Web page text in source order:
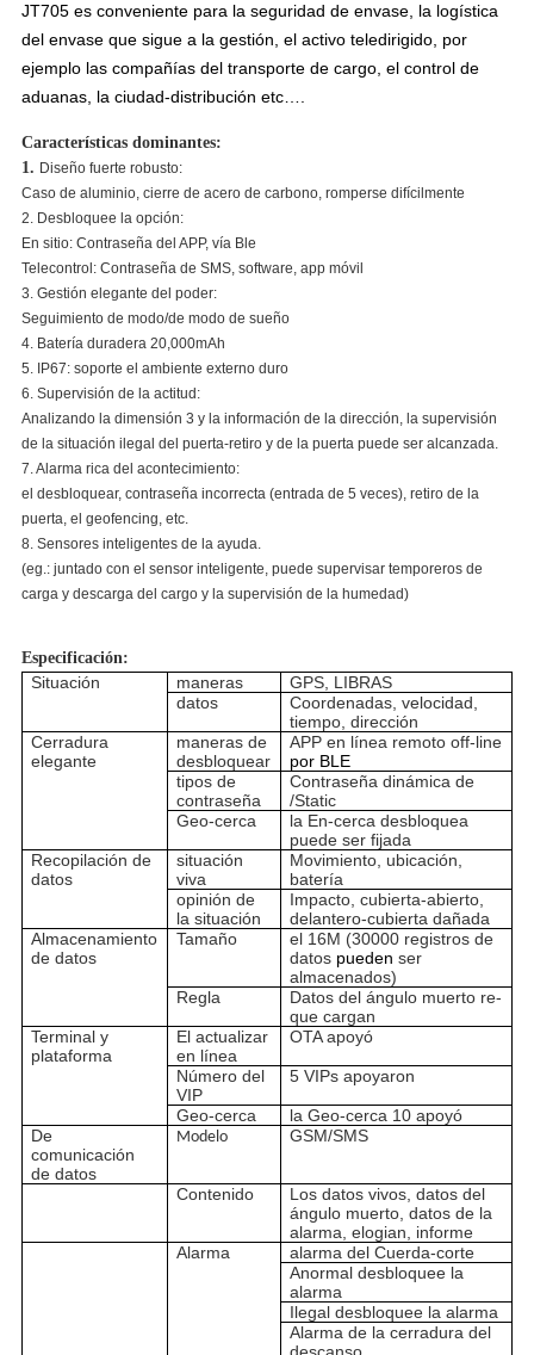
JT705 es conveniente para la seguridad de envase, la logística
del envase que sigue a la gestión, el activo teledirigido, por
ejemplo las compañías del transporte de cargo, el control de
aduanas, la ciudad-distribución etc….
Características dominantes:
1. Diseño fuerte robusto:
Caso de aluminio, cierre de acero de carbono, romperse difícilmente
2. Desbloquee la opción:
En sitio: Contraseña del APP, vía Ble
Telecontrol: Contraseña de SMS, software, app móvil
3. Gestión elegante del poder:
Seguimiento de modo/de modo de sueño
4. Batería duradera 20,000mAh
5. IP67: soporte el ambiente externo duro
6. Supervisión de la actitud:
Analizando la dimensión 3 y la información de la dirección, la supervisión
de la situación ilegal del puerta-retiro y de la puerta puede ser alcanzada.
7. Alarma rica del acontecimiento:
el desbloquear, contraseña incorrecta (entrada de 5 veces), retiro de la
puerta, el geofencing, etc.
8. Sensores inteligentes de la ayuda.
(eg.: juntado con el sensor inteligente, puede supervisar temporeros de
carga y descarga del cargo y la supervisión de la humedad)
Especificación:
Situación maneras
GPS, LIBRAS
datos
Coordenadas, velocidad,
tiempo, dirección
Cerradura
elegante
maneras de
desbloquear
APP en línea remoto off-line
por BLE
tipos de
contraseña
Contraseña dinámica de
/Static
Geo-cerca
la En-cerca desbloquea
puede ser fijada
Recopilación de
datos
situación
viva
Movimiento, ubicación,
batería
opinión de
la situación
Impacto, cubierta-abierto,
delantero-cubierta dañada
Almacenamiento
de datos
Tamaño
el 16M (30000 registros de
datos pueden ser
almacenados)
Regla
Datos del ángulo muerto re-
que cargan
Terminal y
plataforma
El actualizar
en línea
OTA apoyó
Número del
VIP
5 VIPs apoyaron
Geo-cerca
la Geo-cerca 10 apoyó
De
comunicación
de datos
Modelo GSM/SMS
Contenido
Los datos vivos, datos del
ángulo muerto, datos de la
alarma, elogian, informe
Alarma
alarma del Cuerda-corte
Anormal desbloquee la
alarma
Ilegal desbloquee la alarma
Alarma de la cerradura del